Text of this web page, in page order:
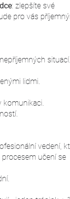
: zlepšíte své
pro vás
situací.
lidmi.
komunikaci.
vedení,
učení se